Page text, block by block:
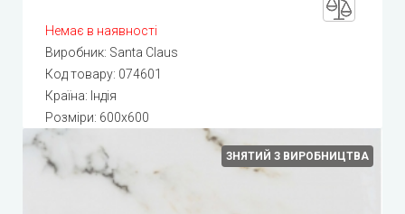
Немає в наявності
Виробник: Santa Claus
Код товару: 074601
Країна: Індія
Розміри: 600х600
ЗНЯТИЙ З ВИРОБНИЦТВА